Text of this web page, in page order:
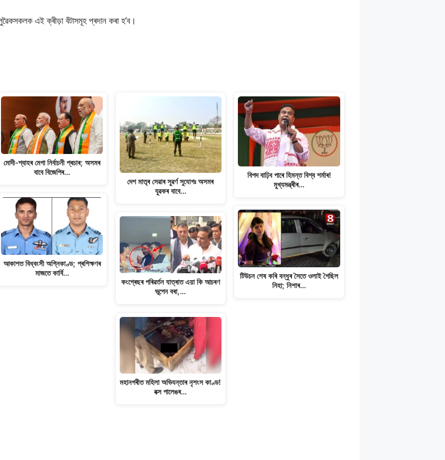
এই ক্ৰীড়া বঁটাসমূহ প্ৰদান কৰা হ’ব।
মোদী-শ্বাহৰ মেগা নিৰ্বাচনী প্ৰচাৰ; অসমৰ
বাবে বিজেপিৰ…
আকাশত বিধ্বংসী অগ্নিকাণ্ড; প্ৰশিক্ষণৰ
মাজতে কাৰ্বি…
দেশ মাতৃৰ সেৱাৰ সুৱৰ্ণ সুযোগঃ অসমৰ
যুৱকৰ বাবে…
কংগ্ৰেছৰ পৰিৱৰ্তন যাত্ৰাত এয়া কি আচৰণ
ভূপেন বৰা,…
মহানগৰীত মহিলা অভিযন্তাৰ নৃশংস কাণ্ড!
বক্স পালেঙৰ…
বিপদ বাঢ়িব পাৰে হিমন্ত বিশ্ব শৰ্মাৰ!
মুখ্যমন্ত্ৰীৰ…
টিউচন শেষ কৰি বন্ধুৰ সৈতে ওলাই গৈছিল
নিহা; নিশাৰ…